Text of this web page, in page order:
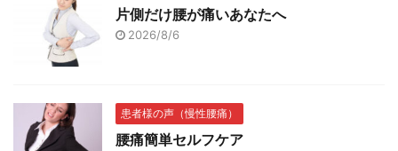
片側だけ腰が痛いあなたへ
2026/8/6
患者様の声（慢性腰痛）
腰痛簡単セルフケア